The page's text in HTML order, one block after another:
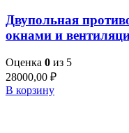
Двупольная
окнами и
Оценка 0 из 5
28000,00 ₽
В корзину